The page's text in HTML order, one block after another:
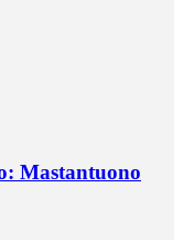
Mastantuono